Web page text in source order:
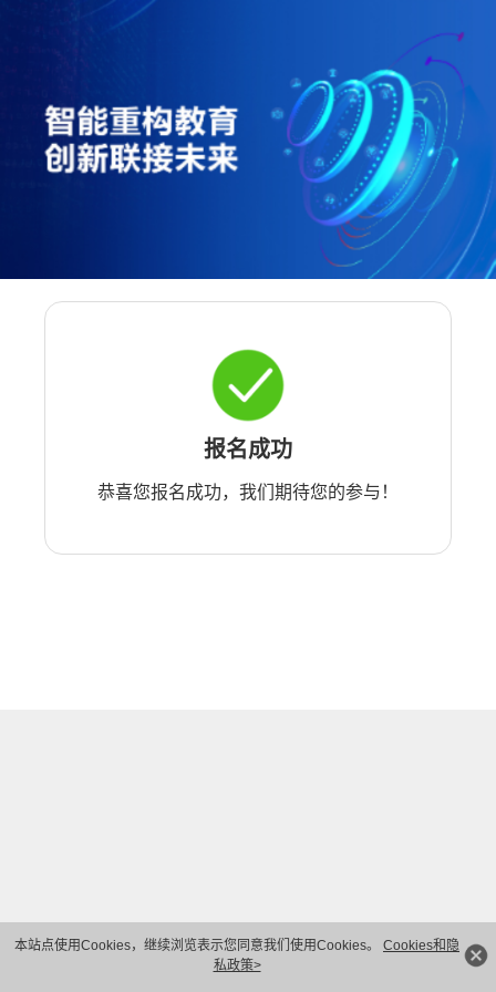
本站点使用Cookies，继续浏览表示您同意我们使用Cookies。 Cookies和隐
私政策>
报名成功
恭喜您报名成功，我们期待您的参与！